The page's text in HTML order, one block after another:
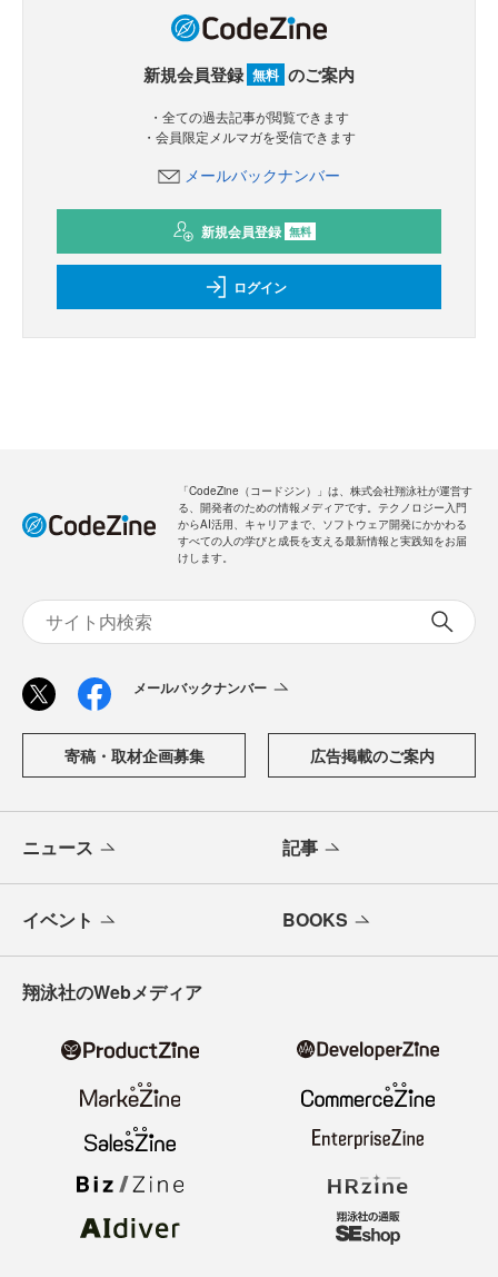
新規会員登録 無料 のご案内
・全ての過去記事が閲覧できます
・会員限定メルマガを受信できます
メールバックナンバー
新規会員登録 無料
ログイン
「CodeZine（コードジン）」は、株式会社翔泳社が運営す
る、開発者のための情報メディアです。テクノロジー入門
からAI活用、キャリアまで、ソフトウェア開発にかかわる
すべての人の学びと成長を支える最新情報と実践知をお届
けします。
メールバックナンバー
寄稿・取材企画募集 広告掲載のご案内
ニュース 記事
イベント BOOKS
翔泳社のWebメディア